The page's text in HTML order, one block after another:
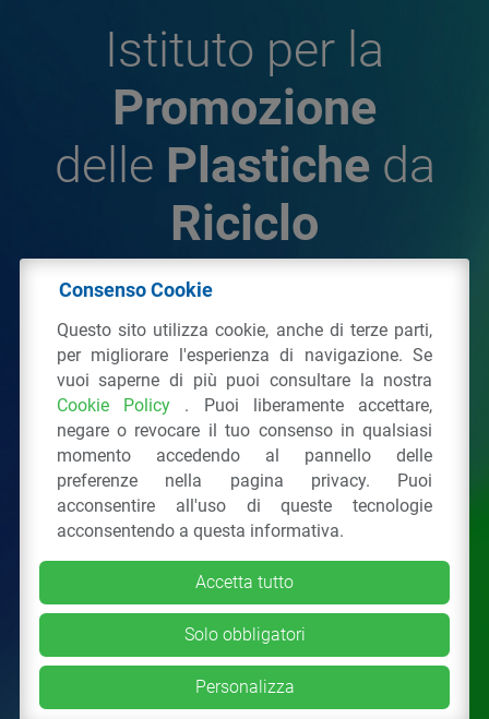
Istituto per la
Promozione
delle Plastiche da
Riciclo
Plastiche da Riciclo
C.F. 97381090154
Via San Vittore 36 20123Milano (MI)
Tel.: 02 43928225.
Tutti i diritti riservati Privacy Policy &Cookie
Consenso Cookie
Questo sito utilizza cookie, anche di terze parti,
per migliorare l'esperienza di navigazione. Se
vuoi saperne di più puoi consultare la nostra
Cookie Policy . Puoi liberamente accettare,
negare o revocare il tuo consenso in qualsiasi
momento accedendo al pannello delle
preferenze nella pagina privacy. Puoi
acconsentire all'uso di queste tecnologie
acconsentendo a questa informativa.
Accetta tutto
Solo obbligatori
Personalizza